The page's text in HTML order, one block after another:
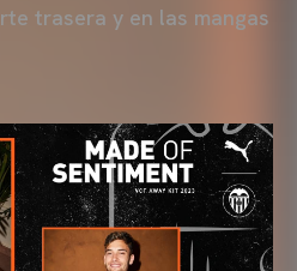
trasera y en las mangas